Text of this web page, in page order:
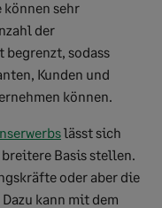
können sehr
der
sodass
Kunden und
können.
lässt sich
Basis stellen.
oder aber die
kann mit dem